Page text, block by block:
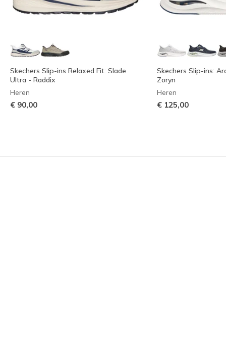
Skechers Slip-ins Relaxed Fit: Slade
Ultra - Raddix
Heren
€ 90,00
Skechers Slip-ins:
Zoryn
Heren
€ 125,00